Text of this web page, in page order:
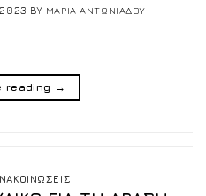
2023 BY ΜΑΡΙΑ ΑΝΤΩΝΙΑΔΟΥ
reading →